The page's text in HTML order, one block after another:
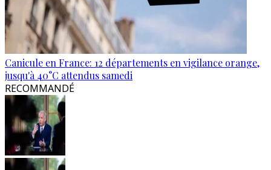
Canicule en France: 12 départements en vigilance orange,
jusqu'à 40°C attendus samedi
RECOMMANDÉ